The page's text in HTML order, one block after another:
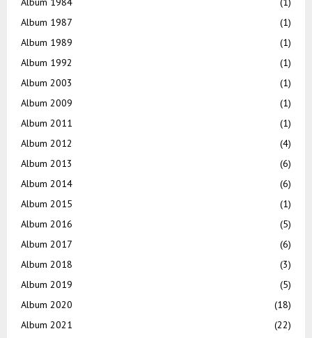
Album 1987
(1)
Album 1989
(1)
Album 1992
(1)
Album 2003
(1)
Album 2009
(1)
Album 2011
(1)
Album 2012
(4)
Album 2013
(6)
Album 2014
(6)
Album 2015
(1)
Album 2016
(5)
Album 2017
(6)
Album 2018
(3)
Album 2019
(5)
Album 2020
(18)
Album 2021
(22)